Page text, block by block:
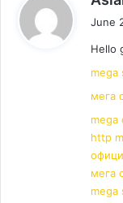
June
Hello
mega
мега
mega
http
мега
mega